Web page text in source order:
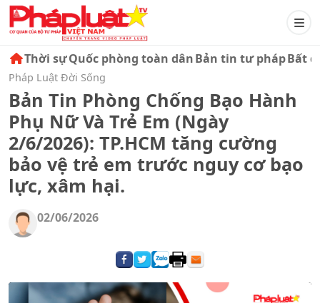
Thời sựQuốc phòng toàn dânBản tin tư phápBất
Pháp Luật Đời Sống
Bản Tin Phòng Chống Bạo Hành
Phụ Nữ Và Trẻ Em (Ngày
2/6/2026): TP.HCM tăng cường
bảo vệ trẻ em trước nguy cơ bạo
lực, xâm hại.
02/06/2026